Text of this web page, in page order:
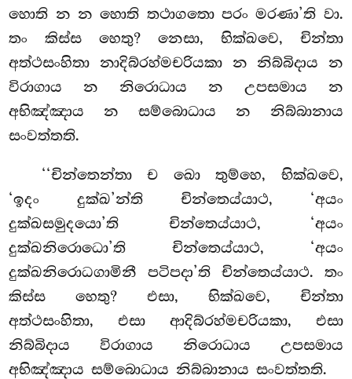
හොති න න හොති තථාගතො පරං මරණා’ති වා.
තං කිස්ස හෙතු? නෙසා, භික්ඛවෙ, චින්තා
අත්ථසංහිතා නාදිබ්රහ්මචරියකා න නිබ්බිදාය න
විරාගාය න නිරොධාය න උපසමාය න
අභිඤ්ඤාය න සම්බොධාය න නිබ්බානාය
සංවත්තති.
‘‘චින්තෙන්තා ච ඛො තුම්හෙ, භික්ඛවෙ,
‘ඉදං දුක්ඛ’න්ති චින්තෙය්යාථ, ‘අයං
දුක්ඛසමුදයො’ති චින්තෙය්යාථ, ‘අයං
දුක්ඛනිරොධො’ති චින්තෙය්යාථ, ‘අයං
දුක්ඛනිරොධගාමිනී පටිපදා’ති චින්තෙය්යාථ. තං
කිස්ස හෙතු? එසා, භික්ඛවෙ, චින්තා
අත්ථසංහිතා, එසා ආදිබ්රහ්මචරියකා, එසා
නිබ්බිදාය විරාගාය නිරොධාය උපසමාය
අභිඤ්ඤායසම්බොධාය නිබ්බානාය සංවත්තති.